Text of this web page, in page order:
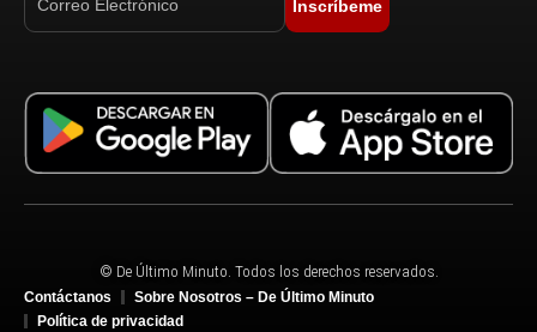
Inscríbeme
© De Último Minuto. Todos los derechos reservados.
Contáctanos
Sobre Nosotros – De Último Minuto
Política de privacidad